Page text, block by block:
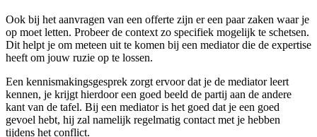
Ook bij het aanvragen van een offerte zijn er een paar zaken waar je
op moet letten. Probeer de context zo specifiek mogelijk te schetsen.
Dit helpt je om meteen uit te komen bij een mediator die de expertise
heeft om jouw ruzie op te lossen.
Een kennismakingsgesprek zorgt ervoor dat je de mediator leert
kennen, je krijgt hierdoor een goed beeld de partij aan de andere
kant van de tafel. Bij een mediator is het goed dat je een goed
gevoel hebt, hij zal namelijk regelmatig contact met je hebben
tijdens het conflict.